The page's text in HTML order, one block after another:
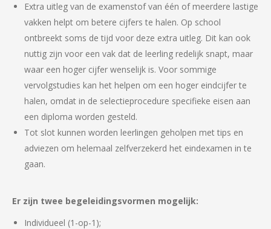
Extra uitleg van de examenstof van één of meerdere lastige
vakken helpt om betere cijfers te halen. Op school
ontbreekt soms de tijd voor deze extra uitleg. Dit kan ook
nuttig zijn voor een vak dat de leerling redelijk snapt, maar
waar een hoger cijfer wenselijk is. Voor sommige
vervolgstudies kan het helpen om een hoger eindcijfer te
halen, omdat in de selectieprocedure specifieke eisen aan
een diploma worden gesteld.
Tot slot kunnen worden leerlingen geholpen met tips en
adviezen om helemaal zelfverzekerd het eindexamen in te
gaan.
Er zijn twee begeleidingsvormen mogelijk:
Individueel (1-op-1);